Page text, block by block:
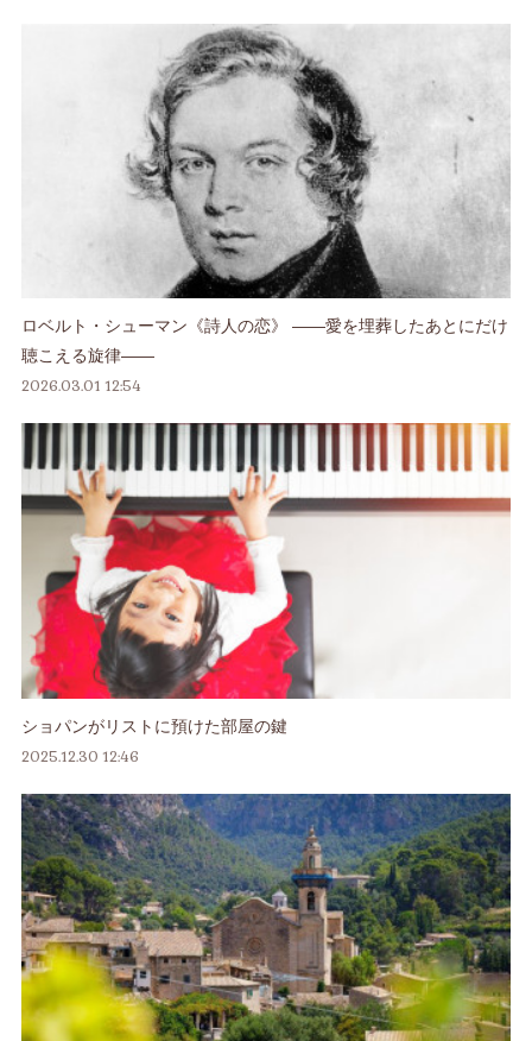
ロベルト・シューマン《詩人の恋》 ――愛を埋葬したあとにだけ
聴こえる旋律――
2026.03.01 12:54
ショパンがリストに預けた部屋の鍵
2025.12.30 12:46